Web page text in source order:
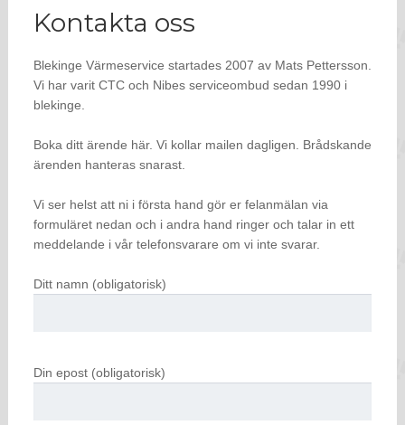
Kontakta oss
Blekinge Värmeservice startades 2007 av Mats Pettersson.
Vi har varit CTC och Nibes serviceombud sedan 1990 i
blekinge.
Boka ditt ärende här. Vi kollar mailen dagligen. Brådskande
ärenden hanteras snarast.
Vi ser helst att ni i första hand gör er felanmälan via
formuläret nedan och i andra hand ringer och talar in ett
meddelande i vår telefonsvarare om vi inte svarar.
Ditt namn (obligatorisk)
Din epost (obligatorisk)